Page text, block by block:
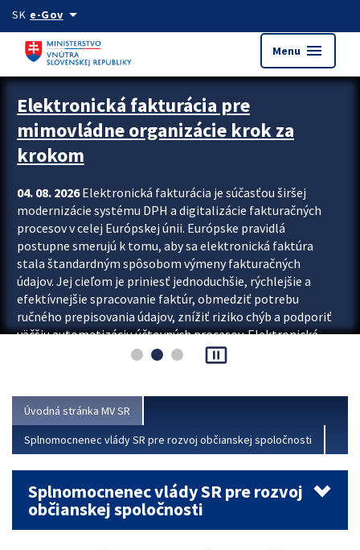
Preskocit na hlavný obsah
SK e-Govarrow_drop_down
Menu menu
Zastavit automatický posun upútavok
Elektronická fakturácia pre
mimovládne organizácie krok za
krokom
04. 08. 2026Elektronická fakturácia je súčasťou širšej
modernizácie systému DPH a digitalizácie fakturačných
procesov v celej Európskej únii. Európske pravidlá
postupne smerujú k tomu, aby sa elektronická faktúra
stala štandardným spôsobom výmeny fakturačných
údajov. Jej cieľom je priniesť jednoduchšie, rýchlejšie a
efektívnejšie spracovanie faktúr, obmedziť potrebu
ručného prepisovania údajov, znížiť riziko chýb a podporiť
väčšiu automatizáciu účtovných procesov. Elektronická
fakturácia preto nepredstavuje...
pause_presentation
Úvodná stránka MV SR
Splnomocnenec vlády SR pre rozvoj občianskej spoločnosti
Splnomocnenec vlády SR pre rozvoj
občianskej spoločnosti